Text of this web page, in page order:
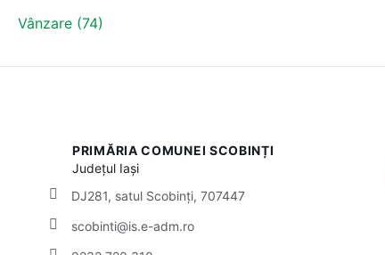
Vânzare (74)
PRIMĂRIA COMUNEI SCOBINȚI
Județul Iași
DJ281, satul Scobinți, 707447
scobinti@is.e-adm.ro